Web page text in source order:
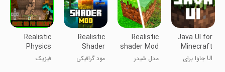
Java UI for
Minecraft
UI جاوا برای
Realistic
shader Mod
for Mcpe
مدل شیدر
Realistic
Shader
Mod
Minecraft
مود گرافیکی
Realistic
Physics
Minecraft
PE
فیزیک